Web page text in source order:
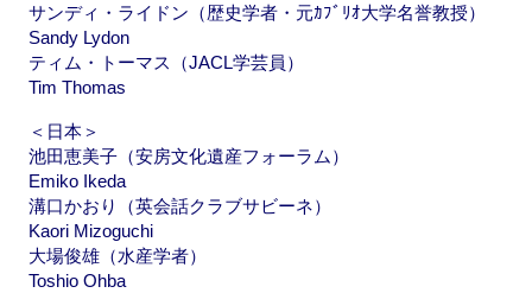
サンディ・ライドン（歴史学者・元ｶﾌﾞﾘｵ大学名誉教授）
Sandy Lydon
ティム・トーマス（JACL学芸員）
Tim Thomas
＜日本＞
池田恵美子（安房文化遺産フォーラム）
Emiko Ikeda
溝口かおり（英会話クラブサビーネ）
Kaori Mizoguchi
大場俊雄（水産学者）
Toshio Ohba